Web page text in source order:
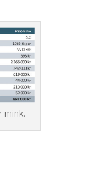
mink.